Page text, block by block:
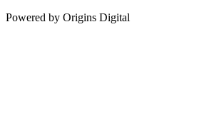
Powered by Origins Digital